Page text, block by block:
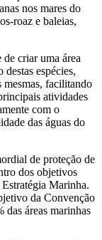
nos mares do
roaz e baleias,
de criar uma área
espécies,
mesmas, facilitando
atividades
com o
das águas do
de proteção de
dos objetivos
Marinha.
da Convenção
áreas marinhas